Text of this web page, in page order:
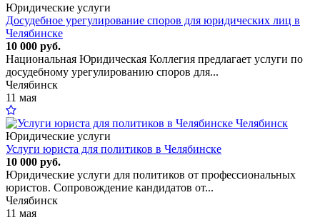
Юридические услуги
Досудебное урегулирование споров для юридических лиц в
Челябинске
10 000 руб.
Национальная Юридическая Коллегия предлагает услуги по
досудебному урегулированию споров для...
Челябинск
11 мая
Юридические услуги
Услуги юриста для политиков в Челябинске
10 000 руб.
Юридические услуги для политиков от профессиональных
юристов. Сопровождение кандидатов от...
Челябинск
11 мая